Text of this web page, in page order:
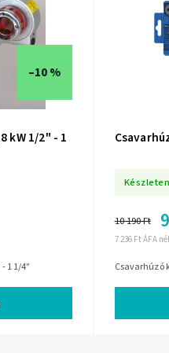
–10 %
kW 1/2" - 1
1 1/4"
Készleten
7 236 Ft ÁFA
10 190 Ft
Csavarhúzó